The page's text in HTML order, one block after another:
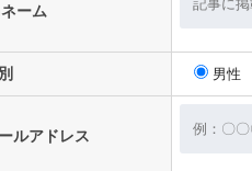
密保持
ーム
男性
ルアドレス